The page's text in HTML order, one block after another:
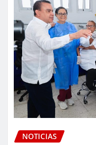
NOTICIAS